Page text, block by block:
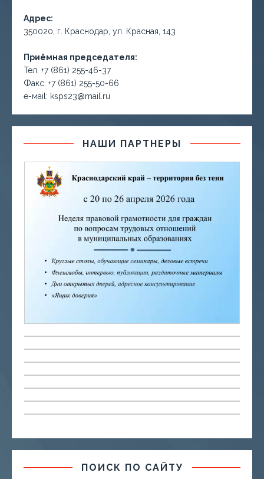
Адрес:
350020, г. Краснодар, ул. Красная, 143
Приёмная председателя:
Тел. +7 (861) 255-46-37
Факс. +7 (861) 255-50-66
е-маil: ksps23@mail.ru
НАШИ ПАРТНЕРЫ
ПОИСК ПО САЙТУ